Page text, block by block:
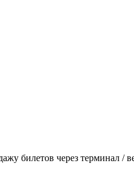
билетов через терминал /